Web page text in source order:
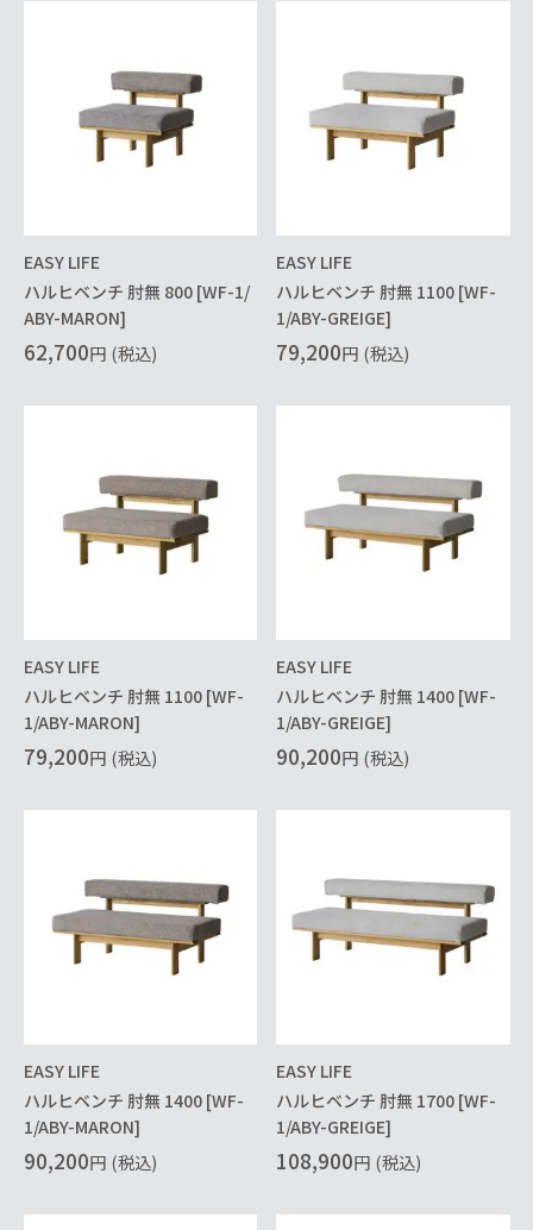
EASY LIFE
ハルヒベンチ 肘無 800 [WF-1/
ABY-MARON]
62,700円 (税込)
EASY LIFE
ハルヒベンチ 肘無 1100 [WF-
1/ABY-GREIGE]
79,200円 (税込)
EASY LIFE
ハルヒベンチ 肘無 1100 [WF-
1/ABY-MARON]
79,200円 (税込)
EASY LIFE
ハルヒベンチ 肘無 1400 [WF-
1/ABY-GREIGE]
90,200円 (税込)
EASY LIFE
ハルヒベンチ 肘無 1400 [WF-
1/ABY-MARON]
90,200円 (税込)
EASY LIFE
ハルヒベンチ 肘無 1700 [WF-
1/ABY-GREIGE]
108,900円 (税込)